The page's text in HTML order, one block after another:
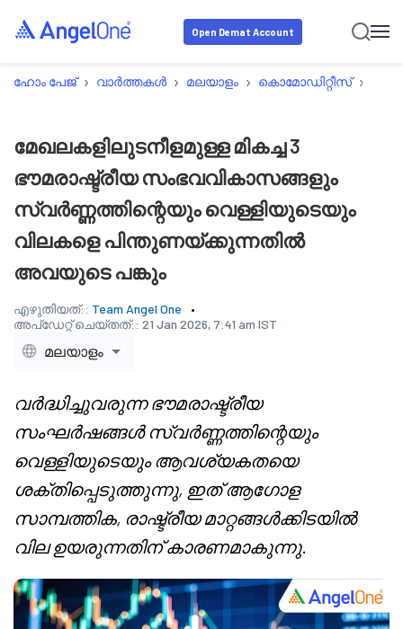
Open Demat Account
ഹോം പേജ് › വാർത്തകൾ › മലയാളം › കൊമോഡിറ്റീസ് ›
മേഖലകളിലുടനീളമുള്ള മികച്ച 3
ഭൗമരാഷ്ട്രീയ സംഭവവികാസങ്ങളും
സ്വർണ്ണത്തിന്റെയും വെള്ളിയുടെയും
വിലകളെ പിന്തുണയ്ക്കുന്നതിൽ
അവയുടെ പങ്കും
എഴുതിയത്:: Team Angel One
അപ്‌ഡേറ്റ് ചെയ്തത്:: 21 Jan 2026, 7:41 am IST
മലയാളം
വർദ്ധിച്ചുവരുന്ന ഭൗമരാഷ്ട്രീയ
സംഘർഷങ്ങൾ സ്വർണ്ണത്തിന്റെയും
വെള്ളിയുടെയും ആവശ്യകതയെ
ശക്തിപ്പെടുത്തുന്നു, ഇത് ആഗോള
സാമ്പത്തിക, രാഷ്ട്രീയ മാറ്റങ്ങൾക്കിടയിൽ
വില ഉയരുന്നതിന് കാരണമാകുന്നു.